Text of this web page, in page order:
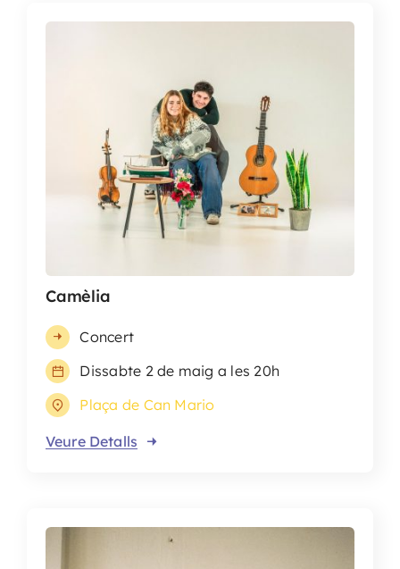
Camèlia
Concert
Dissabte 2 de maig a les 20h
Plaça de Can Mario
Veure Detalls